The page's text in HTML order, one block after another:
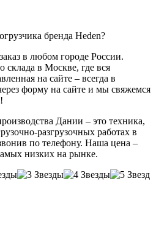
бренда Heden?
в любом городе России.
склада в Москве, где вся
на сайте – всегда в
форму на сайте и мы свяжемся
Дании – это техника,
разгрузочных работах в
по телефону. Наша цена –
низких на рынке.